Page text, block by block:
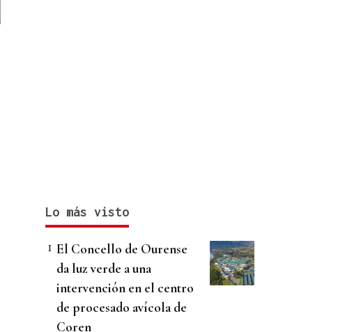
Lo más visto
El Concello de Ourense
da luz verde a una
intervención en el centro
de procesado avícola de
Coren